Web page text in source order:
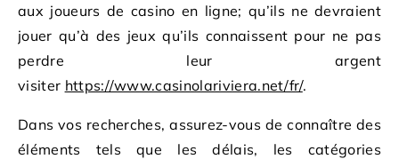
aux joueurs de casino en ligne; qu’ils ne devraient
jouer qu’à des jeux qu’ils connaissent pour ne pas
perdre leur argent
visiter https://www.casinolariviera.net/fr/.
Dans vos recherches, assurez-vous de connaître des
éléments tels que les délais, les catégories